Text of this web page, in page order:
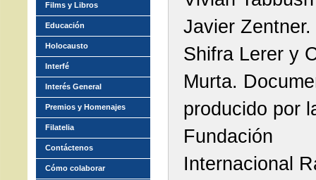
Javier
Shifra Lerer y
Murta.
producido por
Fundación
Internacional
Films y Libros
Educación
Holocausto
Interfé
Interés General
Premios y Homenajes
Filatelia
Contáctenos
Cómo colaborar